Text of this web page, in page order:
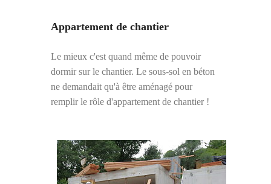
Appartement de chantier
Le mieux c'est quand même de pouvoir
dormir sur le chantier. Le sous-sol en béton
ne demandait qu'à être aménagé pour
remplir le rôle d'appartement de chantier !